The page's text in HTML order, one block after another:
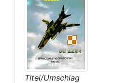
Titel/Umschlag